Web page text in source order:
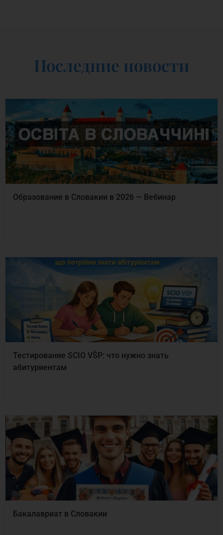
Последние новости
Образование в Словакии в 2026 — Вебинар
Тестирование SCIO VŠP: что нужно знать
абитуриентам
Бакалавриат в Словакии